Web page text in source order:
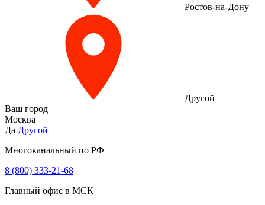
Ростов-на-Дону
Другой
Ваш город
Москва
Да Другой
Многоканальный по РФ
8 (800) 333‑21-68
Главный офис в МСК